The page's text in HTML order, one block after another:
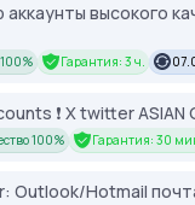
аккаунты высокого
Гарантия: 3 ч.
❗️ X twitter ASIAN
100% Гарантия: 30
Outlook/Hotmail